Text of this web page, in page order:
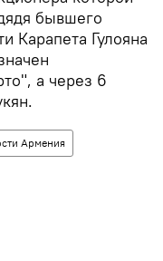
бывшего
Карапета Гулояна
а через 6
Армения